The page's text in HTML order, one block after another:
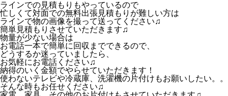
ラインでの見積もりもやっているので
忙しくて対面での無料出張見積もりが難しい方は
ラインで物の画像を撮って送ってください♫
簡単見積もりさせていただきます♫
物量が少ない場合は
お電話一本で簡単に回収までできるので、
どうするか迷っていましたら、
お気軽にお電話ください♫
納得のいく金額でやらせていただきます！
使わないテレビや冷蔵庫、洗濯機の片付けもお願いしたい。。
そんな時もお任せください♫